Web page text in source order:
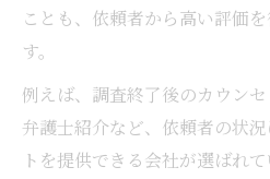
ことも、依頼者から高い評価
す。
例えば、調査終了後のカウン
弁護士紹介など、依頼者の状
トを提供できる会社が選ばれ